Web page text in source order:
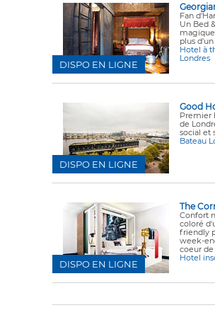
Fan
Un Bed
plus d'un
Hotel à
Londres
DISPO EN LIGNE
Good
Premier
de
social et
Bateau
DISPO EN LIGNE
The
Confort
coloré
friendly
week-
coeur de
Hotel
DISPO EN LIGNE